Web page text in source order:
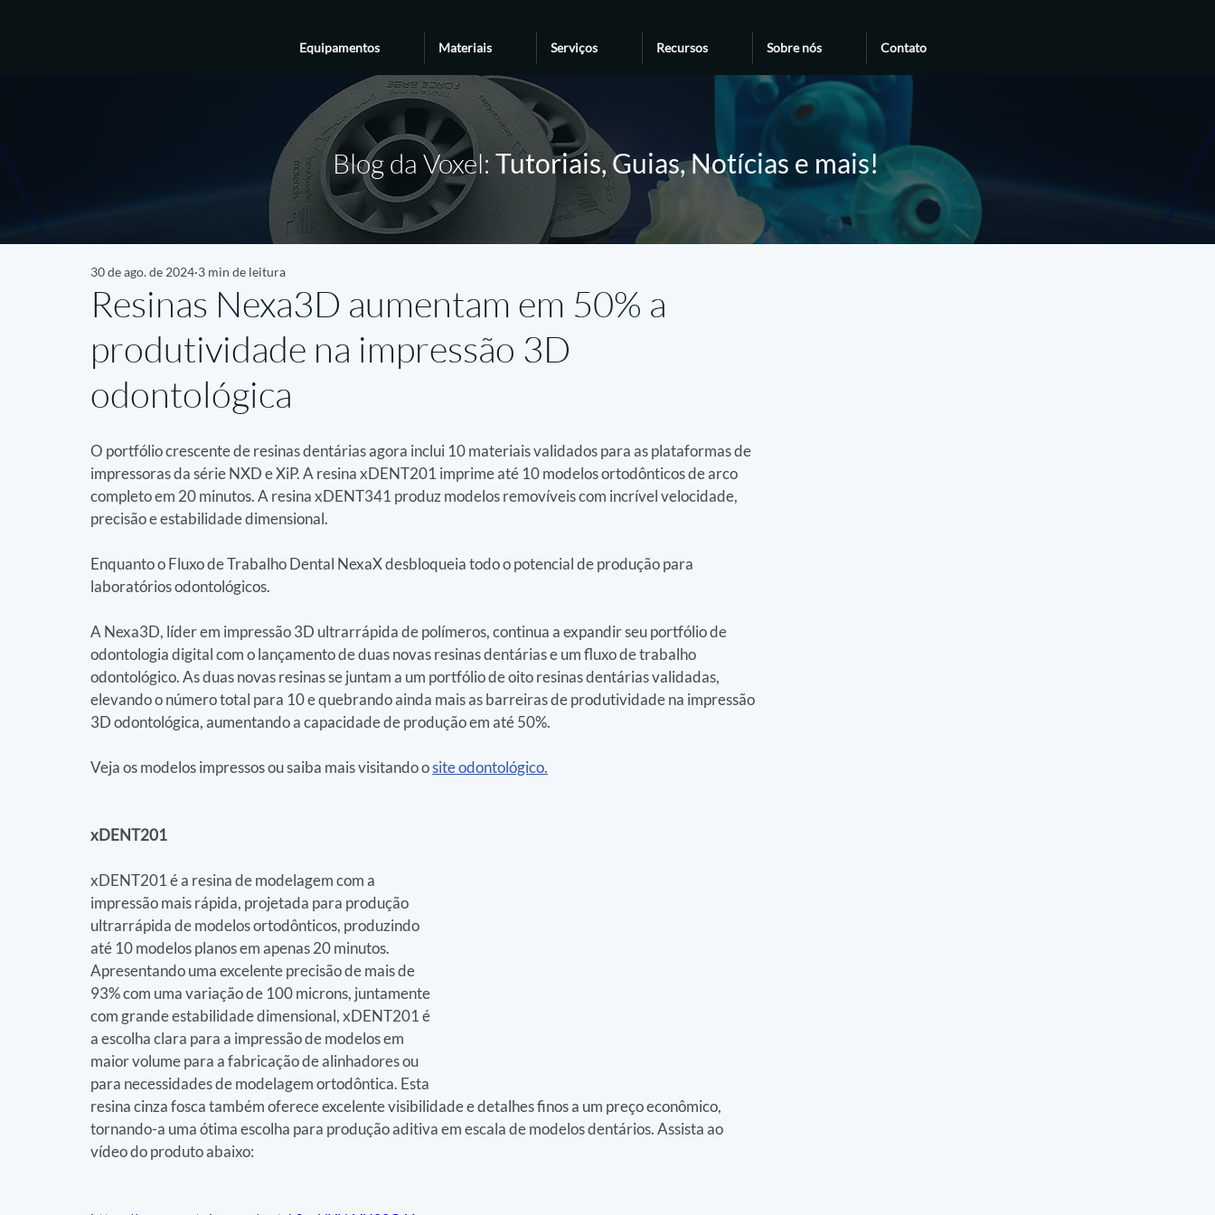
Equipamentos Materiais Serviços Recursos Sobre nós Contato
Blog da Voxel: Tutoriais, Guias, Notícias e mais!
Resinas Nexa3D aumentam em 50% a
produtividade na impressão 3D
odontológica
30 de ago. de 2024 3 min de leitura
O portfólio crescente de resinas dentárias agora inclui 10 materiais validados para as plataformas de
impressoras da série NXD e XiP. A resina xDENT201 imprime até 10 modelos ortodônticos de arco
completo em 20 minutos. A resina xDENT341 produz modelos removíveis com incrível velocidade,
precisão e estabilidade dimensional.
Enquanto o Fluxo de Trabalho Dental NexaX desbloqueia todo o potencial de produção para
laboratórios odontológicos.
A Nexa3D, líder em impressão 3D ultrarrápida de polímeros, continua a expandir seu portfólio de
odontologia digital com o lançamento de duas novas resinas dentárias e um fluxo de trabalho
odontológico. As duas novas resinas se juntam a um portfólio de oito resinas dentárias validadas,
elevando o número total para 10 e quebrando ainda mais as barreiras de produtividade na impressão
3D odontológica, aumentando a capacidade de produção em até 50%.
Veja os modelos impressos ou saiba mais visitando o site odontológico.
xDENT201
xDENT201 é a resina de modelagem com a
impressão mais rápida, projetada para produção
ultrarrápida de modelos ortodônticos, produzindo
até 10 modelos planos em apenas 20 minutos.
Apresentando uma excelente precisão de mais de
93% com uma variação de 100 microns, juntamente
com grande estabilidade dimensional, xDENT201 é
a escolha clara para a impressão de modelos em
maior volume para a fabricação de alinhadores ou
para necessidades de modelagem ortodôntica. Esta
resina cinza fosca também oferece excelente visibilidade e detalhes finos a um preço econômico,
tornando-a uma ótima escolha para produção aditiva em escala de modelos dentários. Assista ao
vídeo do produto abaixo: